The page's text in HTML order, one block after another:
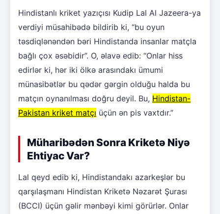
Hindistanlı kriket yazıçısı Kudip Lal Al Jazeera-ya
verdiyi müsahibədə bildirib ki, “bu oyun
təsdiqlənəndən bəri Hindistanda insanlar matçla
bağlı çox əsəbidir”. O, əlavə edib: “Onlar hiss
edirlər ki, hər iki ölkə arasındakı ümumi
münasibətlər bu qədər gərgin olduğu halda bu
matçın oynanılması doğru deyil. Bu, Hindistan-
Pakistan kriket matçı üçün ən pis vaxtdır.”
Müharibədən Sonra Kriketə Niyə
Ehtiyac Var?
Lal qeyd edib ki, Hindistandakı azarkeşlər bu
qarşılaşmanı Hindistan Kriketə Nəzarət Şurası
(BCCI) üçün gəlir mənbəyi kimi görürlər. Onlar